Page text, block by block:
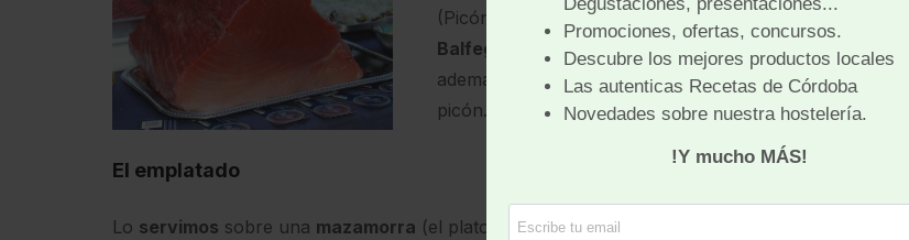
(Picón) Confitando dados de
LOMO
Balfegó
que al pasarlos por polvo de carbon vegetal
además de un aroma especial visualmente parece
picón.
El emplatado
Lo servimos sobre una mazamorra (el plato másantiguode Cordoba ) una emulsión de pan